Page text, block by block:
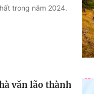
trong năm 2024.
văn lão thành